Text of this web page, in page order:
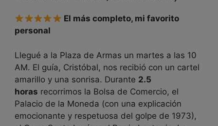
El más completo, mi favorito
personal
Llegué a la Plaza de Armas un martes a las 10
AM. El guía, Cristóbal, nos recibió con un cartel
amarillo y una sonrisa. Durante 2.5
horas recorrimos la Bolsa de Comercio, el
Palacio de la Moneda (con una explicación
emocionante y respetuosa del golpe de 1973),